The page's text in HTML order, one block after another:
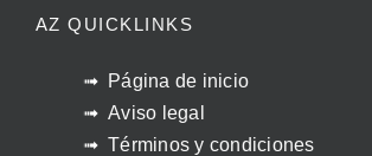
AZ QUICKLINKS
Página de inicio
Aviso legal
Términos y condiciones